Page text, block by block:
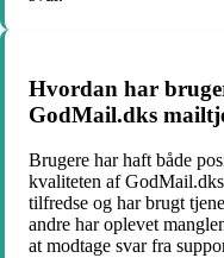
Hvordan har
GodMail.dks
Brugere har haft både
kvaliteten af
tilfredse og har brugt
andre har oplevet
at modtage svar fra